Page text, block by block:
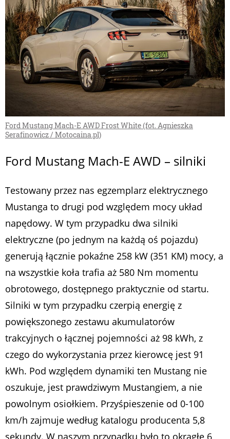
Ford Mustang Mach-E AWD Frost White (fot. Agnieszka
Serafinowicz / Motocaina.pl)
Ford Mustang Mach-E AWD – silniki
Testowany przez nas egzemplarz elektrycznego
Mustanga to drugi pod względem mocy układ
napędowy. W tym przypadku dwa silniki
elektryczne (po jednym na każdą oś pojazdu)
generują łącznie pokaźne 258 kW (351 KM) mocy, a
na wszystkie koła trafia aż 580 Nm momentu
obrotowego, dostępnego praktycznie od startu.
Silniki w tym przypadku czerpią energię z
powiększonego zestawu akumulatorów
trakcyjnych o łącznej pojemności aż 98 kWh, z
czego do wykorzystania przez kierowcę jest 91
kWh. Pod względem dynamiki ten Mustang nie
oszukuje, jest prawdziwym Mustangiem, a nie
powolnym osiołkiem. Przyśpieszenie od 0-100
km/h zajmuje według katalogu producenta 5,8